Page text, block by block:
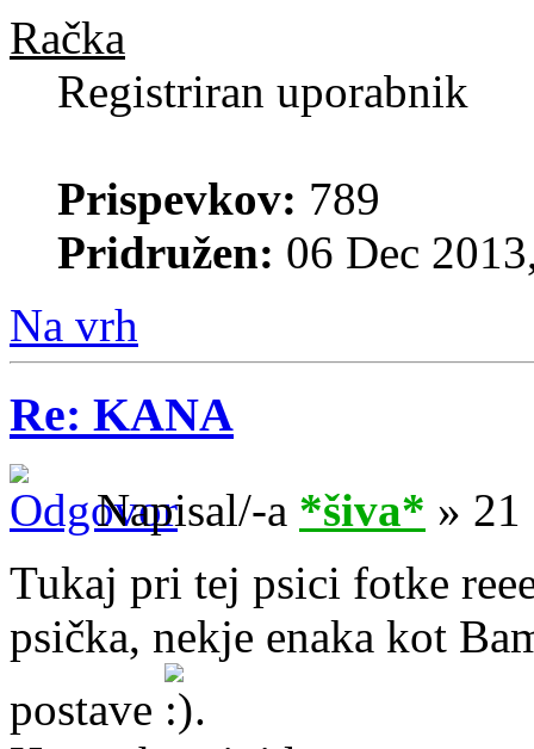
Račka
Registriran uporabnik
Prispevkov: 789
Pridružen: 06 Dec
Na vrh
Re: KANA
Napisal/-a *šiva* »
Tukaj pri tej psici fotke
psička, nekje enaka kot
postave
.